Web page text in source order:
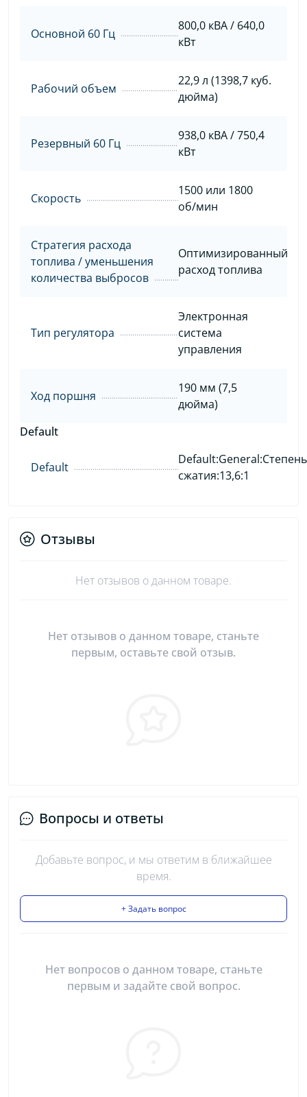
Основной 60 Гц
800,0 кВА / 640,0
кВт
Рабочий объем
22,9 л (1398,7 куб.
дюйма)
Резервный 60 Гц
938,0 кВА / 750,4
кВт
Скорость
1500 или 1800
об/мин
Стратегия расхода
топлива / уменьшения
количества выбросов
Оптимизированный
расход топлива
Тип регулятора
Электронная
система
управления
Ход поршня
190 мм (7,5
дюйма)
Default
Default
Default:General:Степень
сжатия:13,6:1
Отзывы
Нет отзывов о данном товаре.
Нет отзывов о данном товаре, станьте
первым, оставьте свой отзыв.
Вопросы и ответы
Добавьте вопрос, и мы ответим в ближайшее
время.
+ Задать вопрос
Нет вопросов о данном товаре, станьте
первым и задайте свой вопрос.